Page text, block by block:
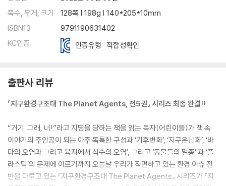
쪽수, 무게, 크기
128쪽 | 198g | 140*205*10mm
ISBN13
9791190631402
KC인증
인증유형 : 적합성확인
출판사 리뷰
『지구환경구조대 The Planet Agents, 전5권』 시리즈 최종 완결!!
“거기. 그래, 너!”라고 지명을 당하는 책을 읽는 독자(어린이들)가 책 속
이야기의 주인공이 되는 아주 독특한 구성과 ‘기후변화’, ‘지구온난화’, ‘바
다의 오염과 그리고 육지에서 식수의 오염’, 그리고 ‘동물들의 멸종’ 과 ‘플
라스틱’의 문제에 이르기까지 오늘날 우리가 직면하고 있는 환경 이슈 전
반을 다루고 있는 『지구환경구조대 The Planet Agents』 시리즈가 『지